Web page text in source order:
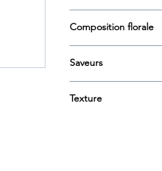
Composition florale
Saveurs
Texture